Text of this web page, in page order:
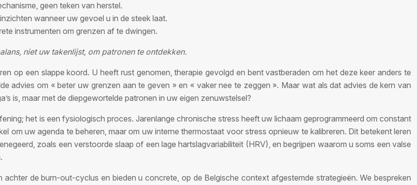
geen teken van herstel.
wanneer uw gevoel u in de steek laat.
instrumenten om grenzen af te dwingen.
niet uw takenlijst, om patronen te ontdekken.
op een slappe koord. U heeft rust genomen, therapie gevolgd en bent vastberaden om het deze keer anders te
advies om « beter uw grenzen aan te geven » en « vaker nee te zeggen ». Maar wat als dat advies de kern van
is, maar met de diepgewortelde patronen in uw eigen zenuwstelsel?
het is een fysiologisch proces. Jarenlange chronische stress heeft uw lichaam geprogrammeerd om constant
om uw agenda te beheren, maar om uw interne thermostaat voor stress opnieuw te kalibreren. Dit betekent leren
zoals een verstoorde slaap of een lage hartslagvariabiliteit (HRV), en begrijpen waarom u soms een valse
achter de burn-out-cyclus en bieden u concrete, op de Belgische context afgestemde strategieën. We bespreken